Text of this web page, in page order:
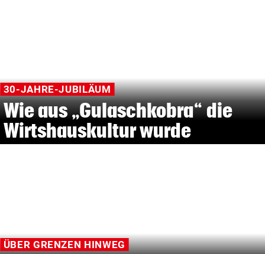
30-JAHRE-JUBILÄUM
Wie aus „Gulaschkobra“ die
Wirtshauskultur wurde
ÜBER GRENZEN HINWEG